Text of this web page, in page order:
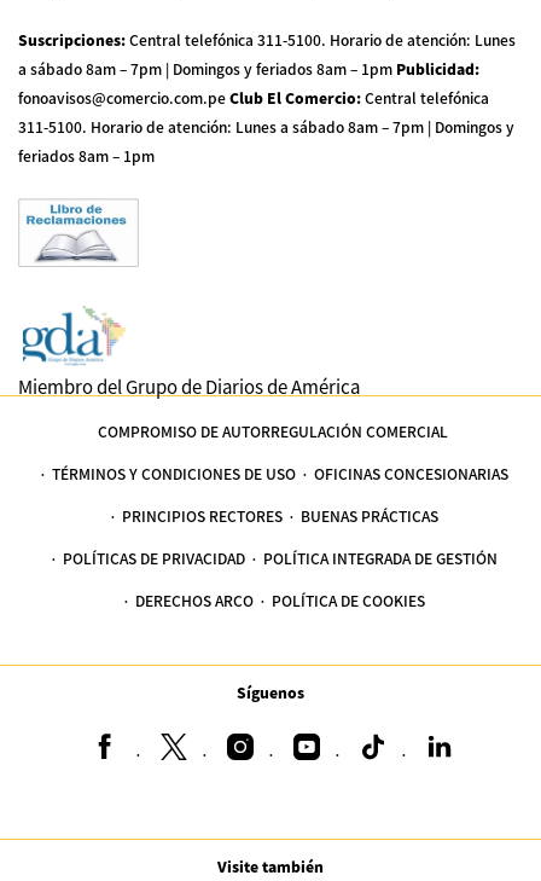
Suscripciones:Central telefónica 311-5100. Horario de atención: Lunes
a sábado 8am – 7pm | Domingos y feriados 8am – 1pm Publicidad:
fonoavisos@comercio.com.peClub El Comercio:Central telefónica
311-5100. Horario de atención: Lunes a sábado 8am – 7pm | Domingos y
feriados 8am – 1pm
Miembro del Grupo de Diarios de América
COMPROMISO DE AUTORREGULACIÓN COMERCIAL
TÉRMINOS Y CONDICIONES DE USO OFICINAS CONCESIONARIAS
PRINCIPIOS RECTORES BUENAS PRÁCTICAS
POLÍTICAS DE PRIVACIDAD POLÍTICA INTEGRADA DE GESTIÓN
DERECHOS ARCO POLÍTICA DE COOKIES
Síguenos
Visite también